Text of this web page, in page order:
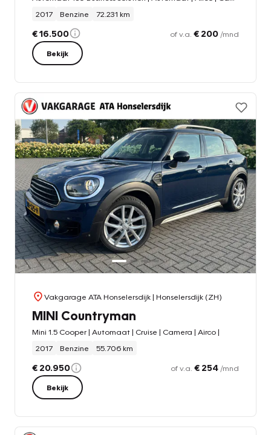
2017
Benzine 72.231 km
€ 16.500 of v.a. € 200 /mnd
Bekijk
Vakgarage ATA Honselersdijk| Honselersdijk (ZH)
MINI Countryman
Mini 1.5 Cooper | Automaat | Cruise | Camera | Airco |
2017
Benzine 55.706 km
€ 20.950 of v.a. € 254 /mnd
Bekijk